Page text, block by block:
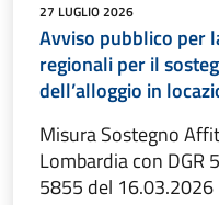
27 LUGLIO 2026
Avviso pubblico per
regionali per il
dell’alloggio in
Misura Sostegno
Lombardia con DGR
5855 del 16.03.2026